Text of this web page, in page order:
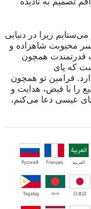
زیرا در دنیایی
پسر محبوبت شاهزاده و
همچون
که پای
فرامین تو همچون
را با فیض، هدایت و
عیسی دعا می‌کنم،
العربية Français
Русский
日本語
বাংলা
Tagalog